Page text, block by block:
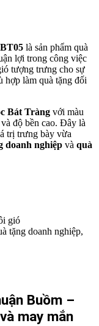
là sản phẩm quà
lợi trong công việc
tượng trưng cho sự
hợp làm quà tặng đối
Bát Tràng với màu
độ bền cao. Đây là
trị trưng bày vừa
doanh nghiệp và quà
gió
tặng doanh nghiệp,
Buồm –
may mắn